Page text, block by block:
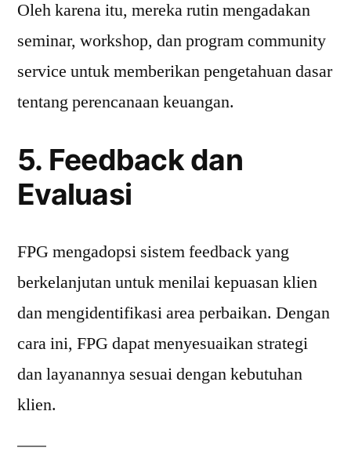
Oleh karena itu, mereka rutin mengadakan
seminar, workshop, dan program community
service untuk memberikan pengetahuan dasar
tentang perencanaan keuangan.
5. Feedback dan
Evaluasi
FPG mengadopsi sistem feedback yang
berkelanjutan untuk menilai kepuasan klien
dan mengidentifikasi area perbaikan. Dengan
cara ini, FPG dapat menyesuaikan strategi
dan layanannya sesuai dengan kebutuhan
klien.